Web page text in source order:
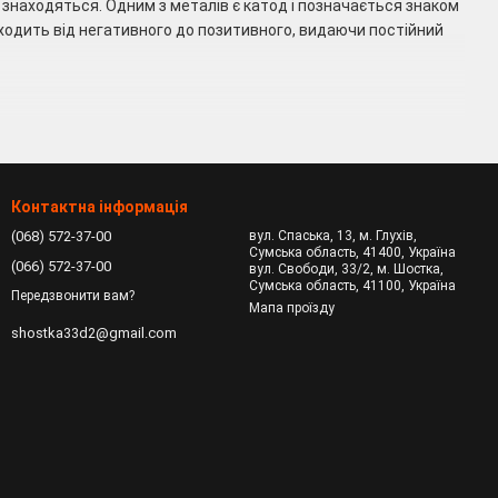
знаходяться. Одним з металів є катод і позначається знаком
від негативного до позитивного, видаючи постійний
батарейки неможливо знову зарядити, що є мінусом,
накопичення електрики. Однак вони розряджаються
амоній хлорид, який є сіллю, звідки і пішла назва
струму. Перевагами батареї є
непридатними при низьких температурах;
що є лугом. Вид позначається «LR» і є більш потужним
відноситься збільшена енергоємність і потужність,
використання;
техніці і позначаються «CR». Вважається одним з кращих
Контактна інформація
(068) 572-37-00
(066) 572-37-00
Передзвонити вам?
shostka33d2@gmail.com
вул. Спаська, 13, м. Глухів,
Сумська область, 41400, Україна
вул. Свободи, 33/2, м. Шостка,
Сумська область, 41100, Україна
Мапа проїзду